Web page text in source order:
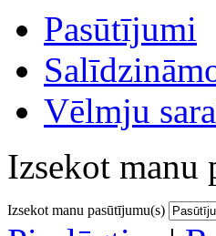
Pasūtījumi
Vēlmju
Izsekot manu
Izsekot manu pasūtījumu(s)